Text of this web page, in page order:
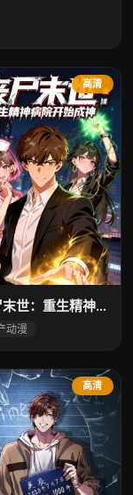
高清
丧尸末世：重生精神病院开始成神
动漫
高清